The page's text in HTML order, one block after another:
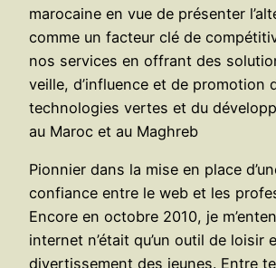
marocaine en vue de présenter
comme un facteur clé de
nos services en offrant des
veille, d’influence et de promotion
technologies vertes et du
au Maroc et au Maghreb
Pionnier dans la mise en place
confiance entre le web et les
Encore en octobre 2010, je
internet n’était qu’un outil de loisir
divertissement des jeunes. Entre